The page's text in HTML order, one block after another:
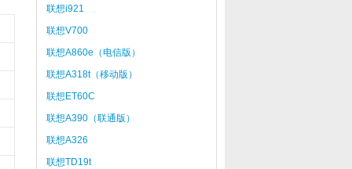
联想i921
联想V700
联想A860e（电信版）
联想A318t（移动版）
联想ET60C
联想A390（联通版）
联想A326
联想TD19t